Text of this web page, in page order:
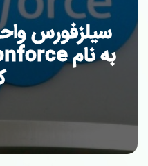
سیلزفورس